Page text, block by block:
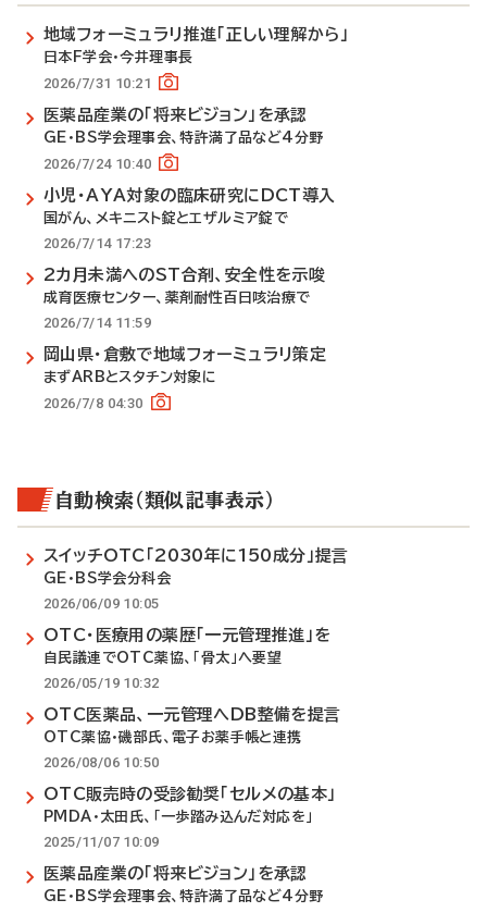
地域フォーミュラリ推進「正しい理解から」
日本F学会・今井理事長
2026/7/31 10:21
医薬品産業の「将来ビジョン」を承認
GE・BS学会理事会、特許満了品など4分野
2026/7/24 10:40
小児・AYA対象の臨床研究にDCT導入
国がん、メキニスト錠とエザルミア錠で
2026/7/14 17:23
2カ月未満へのST合剤、安全性を示唆
成育医療センター、薬剤耐性百日咳治療で
2026/7/14 11:59
岡山県・倉敷で地域フォーミュラリ策定
まずARBとスタチン対象に
2026/7/8 04:30
自動検索（類似記事表示）
スイッチOTC「2030年に150成分」提言
GE・BS学会分科会
2026/06/09 10:05
OTC・医療用の薬歴「一元管理推進」を
自民議連でOTC薬協、「骨太」へ要望
2026/05/19 10:32
OTC医薬品、一元管理へDB整備を提言
OTC薬協・磯部氏、電子お薬手帳と連携
2026/08/06 10:50
OTC販売時の受診勧奨「セルメの基本」
PMDA・太田氏、「一歩踏み込んだ対応を」
2025/11/07 10:09
医薬品産業の「将来ビジョン」を承認
GE・BS学会理事会、特許満了品など4分野